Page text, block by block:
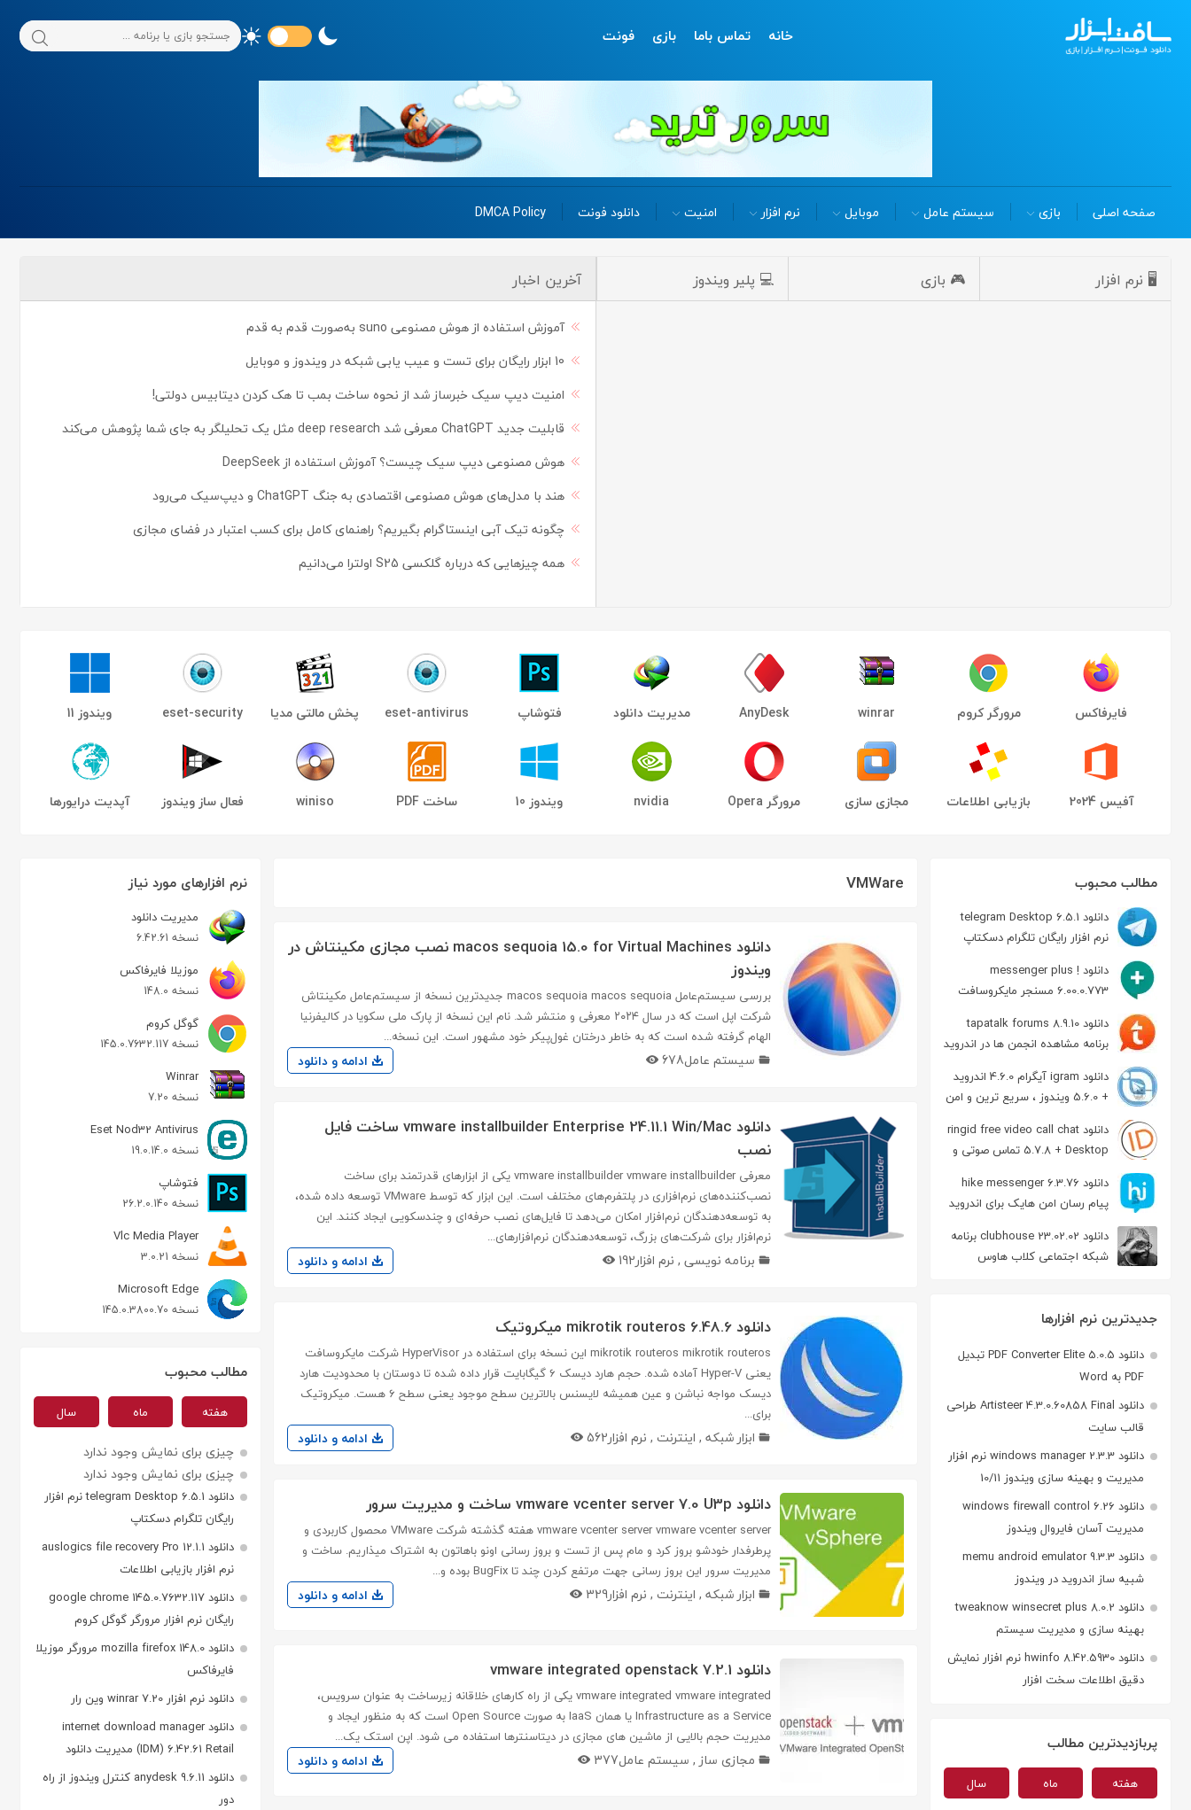
خانه تماس باما بازی فونت
صفحه اصلی بازی سیستم عامل موبایل نرم افزار امنیت دانلود فونت DMCA Policy
🖥️ نرم افزار 🎮 بازی 💻 پلیر ویندوز آخرین اخبار
آموزش استفاده از هوش مصنوعی suno به‌صورت قدم به قدم
10 ابزار رایگان برای تست و عیب یابی شبکه در ویندوز و موبایل
امنیت دیپ سیک خبرساز شد از نحوه ساخت بمب تا هک کردن دیتابیس دولتی!
قابلیت جدید ChatGPT معرفی شد deep research مثل یک تحلیلگر به جای شما پژوهش می‌کند
هوش مصنوعی دیپ سیک چیست؟ آموزش استفاده از DeepSeek
هند با مدل‌های هوش مصنوعی اقتصادی به جنگ ChatGPT و دیپ‌سیک می‌رود
چگونه تیک آبی اینستاگرام بگیریم؟ راهنمای کامل برای کسب اعتبار در فضای مجازی
همه ‌چیزهایی که درباره گلکسی S25 اولترا می‌دانیم
فایرفاکس مرورگر کروم winrar
AnyDesk مدیریت دانلود فتوشاپ eset-antivirus پخش مالتی مدیا eset-security ویندوز 11
آفیس 2024 بازیابی اطلاعات مجازی سازی مرورگر Opera nvidia ویندوز 10 ساخت PDF winiso فعال ساز ویندوز آپدیت درایورها
مطالب محبوب
دانلود telegram Desktop 6.5.1
نرم افزار رایگان تلگرام دسکتاپ
دانلود messenger plus !
6.00.0.773 مسنجر مایکروسافت
دانلود tapatalk forums 8.9.10
برنامه مشاهده انجمن ها در اندروید
دانلود igram آیگرام 4.6.0 اندروید
+ 5.6.0 ویندوز ، سریع ترین و امن
ترین نسخه تلگرام
دانلود ringid free video call chat
5.7.8 + Desktop تماس صوتی و
تصویری در اندروید
دانلود hike messenger 6.3.76
پیام‌ رسان‌ امن هایک برای اندروید
دانلود clubhouse 23.02.02 برنامه
شبکه اجتماعی کلاب هاوس
جدیدترین نرم افزارها
دانلود PDF Converter Elite 5.0.5 تبدیل
PDF به Word
دانلود Artisteer 4.3.0.60858 Final طراحی
قالب سایت
دانلود windows manager 2.3.3 نرم افزار
مدیریت و بهینه سازی ویندوز 10/11
دانلود windows firewall control 6.26
مدیریت آسان فایروال ویندوز
دانلود memu android emulator 9.3.3
شبیه ساز اندروید در ویندوز
دانلود tweaknow winsecret plus 8.0.2
بهینه سازی و مدیریت سیستم
دانلود hwinfo 8.42.5930 نرم افزار نمایش
دقیق اطلاعات سخت افزار
پربازدیدترین مطالب
هفته ماه سال
VMWare
دانلود macos sequoia 15.0 for Virtual Machines نصب مجازی مکینتاش در
ویندوز
بررسی سیستم‌عامل macos sequoia macos sequoia جدیدترین نسخه از سیستم‌عامل مکینتاش
شرکت اپل است که در سال ۲۰۲۴ معرفی و منتشر شد. نام این نسخه از پارک ملی سکویا در کالیفرنیا
الهام گرفته شده است که به خاطر درختان غول‌پیکر خود مشهور است. این نسخه...
سیستم عامل678 ادامه و دانلود
دانلود vmware installbuilder Enterprise 24.11.1 Win/Mac ساخت فایل
نصب
معرفی vmware installbuilder vmware installbuilder یکی از ابزارهای قدرتمند برای ساخت
نصب‌کننده‌های نرم‌افزاری در پلتفرم‌های مختلف است. این ابزار که توسط VMware توسعه داده شده،
به توسعه‌دهندگان نرم‌افزار امکان می‌دهد تا فایل‌های نصب حرفه‌ای و چندسکویی ایجاد کنند. این
نرم‌افزار برای شرکت‌های بزرگ، توسعه‌دهندگان نرم‌افزارهای...
برنامه نویسی , نرم افزار192 ادامه و دانلود
دانلود mikrotik routeros 6.48.6 میکروتیک
mikrotik routeros mikrotik routeros این نسخه برای استفاده در HyperVisor شرکت مایکروسافت
یعنی Hyper-V آماده شده. حجم هارد دیسک 6 گیگابایت قرار داده شده تا دوستان با محدودیت هارد
دیسک مواجه نباشن و عین همیشه لایسنس بالاترین سطح موجود یعنی سطح 6 هست. میکروتیک
برای...
ابزار شبکه , اینترنت , نرم افزار562 ادامه و دانلود
دانلود vmware vcenter server 7.0 U3p ساخت و مدیریت سرور
vmware vcenter server vmware vcenter server هفته گذشته شرکت VMware محصول کاربردی و
پرطرفدار خودشو بروز کرد و مام پس از تست و بروز رسانی اونو باهاتون به اشتراک میذاریم. ساخت و
مدیریت سرور این بروز رسانی جهت مرتفع کردن چند تا BugFix بوده و...
ابزار شبکه , اینترنت , نرم افزار329 ادامه و دانلود
دانلود vmware integrated openstack 7.2.1
vmware integrated vmware integrated یکی از راه کارهای خلاقانه زیرساخت به عنوان سرویس،
Infrastructure as a Service یا همان IaaS به صورت Open Source است که به منظور ایجاد و
مدیریت حجم بالایی از ماشین های مجازی در دیتاسنترها استفاده می شود. اپن استک یک...
مجازی ساز, سیستم عامل377 ادامه و دانلود
نرم افزارهای مورد نیاز
مدیریت دانلود
نسخه 6.42.61
موزیلا فایرفاکس
نسخه 148.0
گوگل کروم
نسخه 145.0.7632.117
Winrar
نسخه 7.20
Eset Nod32 Antivirus
نسخه 19.0.14.0
فتوشاپ
نسخه 26.2.0.140
Vlc Media Player
نسخه 3.0.21
Microsoft Edge
نسخه 145.0.3800.70
مطالب محبوب
هفته ماه سال
چیزی برای نمایش وجود ندارد
چیزی برای نمایش وجود ندارد
دانلود telegram Desktop 6.5.1 نرم افزار
رایگان تلگرام دسکتاپ
دانلود auslogics file recovery Pro 12.1.1
نرم افزار بازیابی اطلاعات
دانلود google chrome 145.0.7632.117
رایگان نرم افزار مرورگر گوگل کروم
دانلود mozilla firefox 148.0 مرورگر موزیلا
فایرفاکس
دانلود نرم افزار winrar 7.20 وین رار
دانلود internet download manager
(IDM) 6.42.61 Retail مدیریت دانلود
دانلود anydesk 9.6.11 کنترل ویندوز از راه
دور